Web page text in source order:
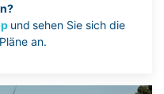
und sehen Sie sich die
an.